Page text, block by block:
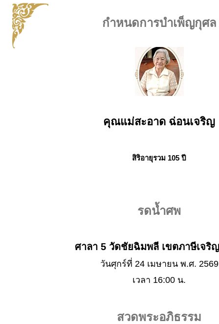
กำหนดการบำเพ็ญกุศล
คุณแม่สะอาด ฉ่อนเจริญ
สิริอายุรวม 105 ปี
รดน้ำศพ
ศาลา 5 วัดชัยฉิมพลี เขตภาษีเจริ
วันศุกร์ที่ 24 เมษายน พ.ศ. 2569
เวลา 16:00 น.
สวดพระอภิธรรม